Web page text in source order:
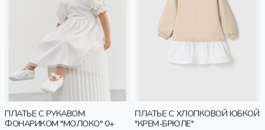
ПЛАТЬЕ С РУКАВОМ
ФОНАРИКОМ "МОЛОКО" 0+
ПЛАТЬЕ С ХЛОПКОВОЙ ЮБКОЙ
"КРЕМ-БРЮЛЕ"